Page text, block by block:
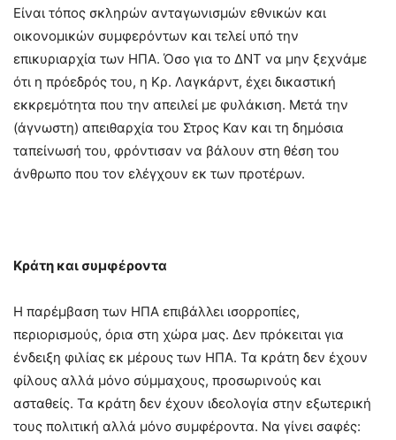
Είναι τόπος σκληρών ανταγωνισμών εθνικών και
οικονομικών συμφερόντων και τελεί υπό την
επικυριαρχία των ΗΠΑ. Όσο για το ΔΝΤ να μην ξεχνάμε
ότι η πρόεδρός του, η Κρ. Λαγκάρντ, έχει δικαστική
εκκρεμότητα που την απειλεί με φυλάκιση. Μετά την
(άγνωστη) απειθαρχία του Στρος Καν και τη δημόσια
ταπείνωσή του, φρόντισαν να βάλουν στη θέση του
άνθρωπο που τον ελέγχουν εκ των προτέρων.
Κράτη και συμφέροντα
Η παρέμβαση των ΗΠΑ επιβάλλει ισορροπίες,
περιορισμούς, όρια στη χώρα μας. Δεν πρόκειται για
ένδειξη φιλίας εκ μέρους των ΗΠΑ. Τα κράτη δεν έχουν
φίλους αλλά μόνο σύμμαχους, προσωρινούς και
ασταθείς. Τα κράτη δεν έχουν ιδεολογία στην εξωτερική
τους πολιτική αλλά μόνο συμφέροντα. Να γίνει σαφές: